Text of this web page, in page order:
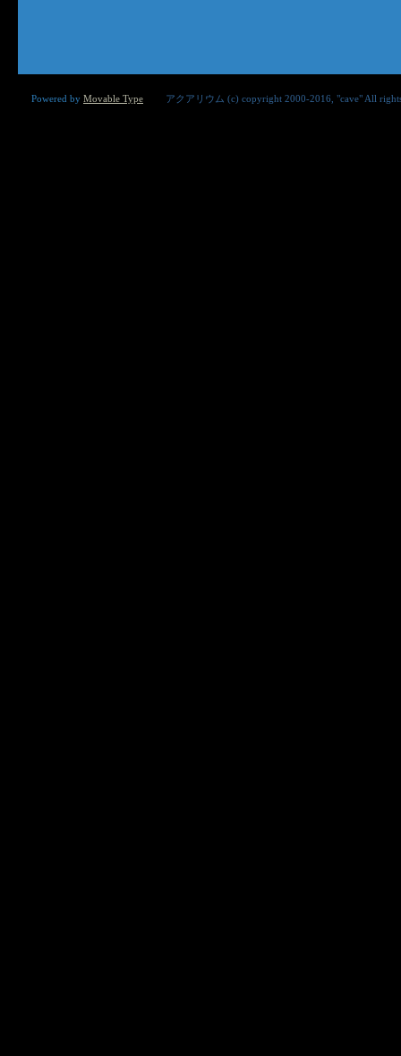
Powered by Movable Type アクアリウム (c) copyright 2000-2016, "cave" All